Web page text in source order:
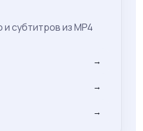
субтитров из MP4
→
→
→